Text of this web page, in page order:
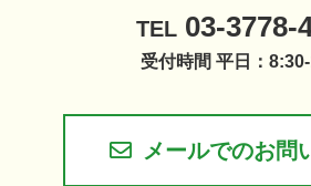
TEL 03-3778-
受付時間 平日：
メールでのお問